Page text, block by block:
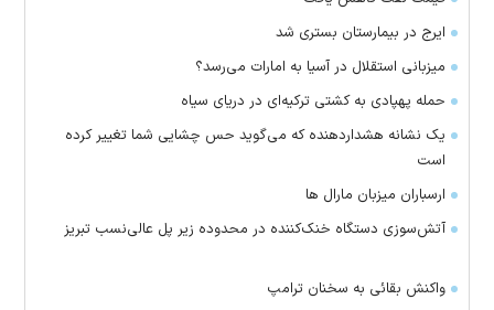
ایرج در بیمارستان بستری شد
میزبانی استقلال در آسیا به امارات می‌رسد؟
حمله پهپادی به کشتی ترکیه‌ای در دریای سیاه
یک نشانه هشداردهنده که می‌گوید حس چشایی شما تغییر کرده
است
ارسباران میزبان مارال ها
آتش‌سوزی دستگاه خنک‌کننده در محدوده زیر پل عالی‌نسب تبریز
واکنش بقائی به سخنان ترامپ